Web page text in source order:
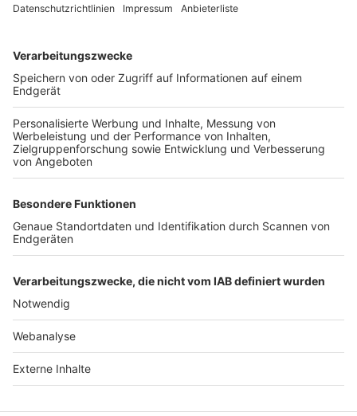
TOP-VEREINE
TOP-PARTNER
Nutzungsbedingungen Datenschutz Impressum